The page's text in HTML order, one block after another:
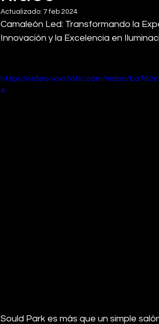
Actualizado: 7 feb 2024
Camaleón Led: Transformando la
Innovación y la Excelencia en
https://video.wixstatic.com/video/
4
Sould Park es más que un simple